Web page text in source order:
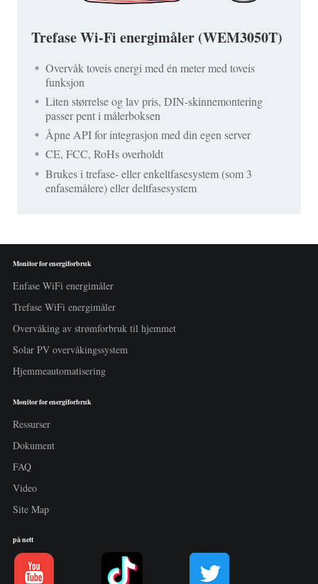
Trefase Wi-Fi energimåler (WEM3050T)
Overvåk toveis energi med én meter med toveis
funksjon
Liten størrelse og lav pris, DIN-skinnemontering
passer pent i målerboksen
Åpne API for integrasjon med din egen server
CE, FCC, RoHs overholdt
Brukes i trefase- eller enkeltfasesystem (som 3
enfasemålere) eller deltfasesystem
Monitor for energiforbruk
Enfase WiFi energimåler
Trefase WiFi energimåler
Overvåking av strømforbruk til hjemmet
Solar PV overvåkingssystem
Hjemmeautomatisering
Monitor for energiforbruk
Ressurser
Dokument
FAQ
Video
Site Map
på nett